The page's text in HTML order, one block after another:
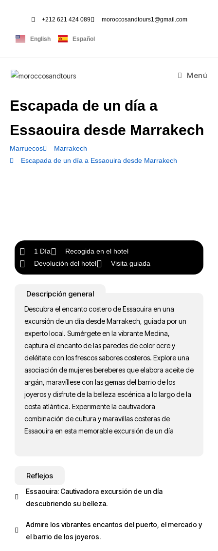
+212 621 424 089 moroccosandtours1@gmail.com
English Español
Menú
Escapada de un día a
Essaouira desde Marrakech
Marruecos
Marrakech
Escapada de un día a Essaouira desde Marrakech
1 Día
Recogida en el hotel
Devolución del hotel
Visita guiada
Descripción general
Descubra el encanto costero de Essaouira en una
excursión de un día desde Marrakech, guiada por un
experto local. Sumérgete en la vibrante Medina,
captura el encanto de las paredes de color ocre y
deléitate con los frescos sabores costeros. Explore una
asociación de mujeres bereberes que elabora aceite de
argán, maravíllese con las gemas del barrio de los
joyeros y disfrute de la belleza escénica a lo largo de la
costa atlántica. Experimente la cautivadora
combinación de cultura y maravillas costeras de
Essaouira en esta memorable excursión de un día
Reflejos
Essaouira: Cautivadora excursión de un día
descubriendo su belleza.
Admire los vibrantes encantos del puerto, el mercado y
el barrio de los joyeros.